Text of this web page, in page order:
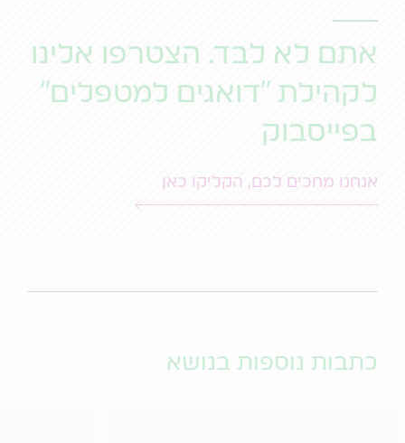
אתם לא לבד. הצטרפו אלינו
לקהילת "דואגים למטפלים"
בפייסבוק
אנחנו מחכים לכם, הקליקו כאן
כתבות נוספות בנושא